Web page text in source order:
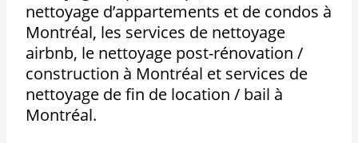
nettoyage d’appartements et de condos à
Montréal, les services de nettoyage
airbnb, le nettoyage post-rénovation /
construction à Montréal et services de
nettoyage de fin de location / bail à
Montréal.